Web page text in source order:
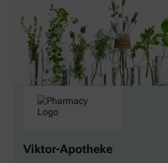
Viktor-Apotheke